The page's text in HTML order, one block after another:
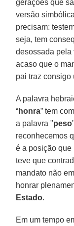
gerações que
versão
precisam:
seja, tem
desossada pela
acaso que o
pai traz consigo
A palavra
“honra” tem
a palavra "peso
reconhecemos
é a posição que
teve que
mandato não
honrar
Estado.
Em um tempo